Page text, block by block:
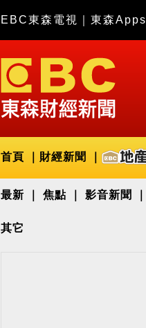
EBC東森電視 東森Apps
首頁 財經新聞
最新 焦點 影音新聞
其它